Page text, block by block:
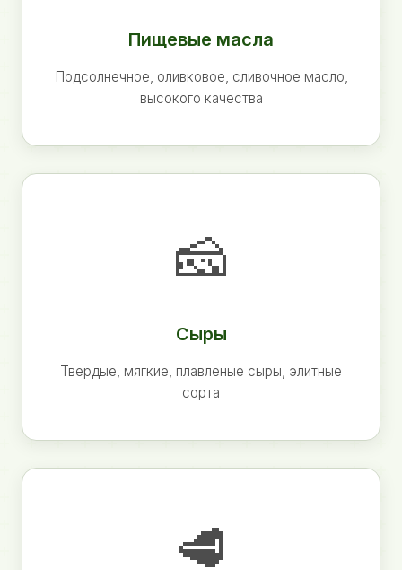
Пищевые масла
Подсолнечное, оливковое, сливочное масло,
высокого качества
🧀
Сыры
Твердые, мягкие, плавленые сыры, элитные
сорта
🥩